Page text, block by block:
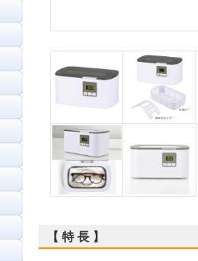
【 特 長 】